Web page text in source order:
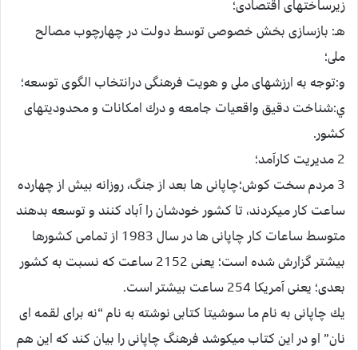
زيرساخت‏هاى اقتصادى؛
هـ: بازسازى بخش خصوصى توسط دولت در چهارچوب مصالح
ملى؛
و:توجه به ارزش‏هاى ملى و هويت فرهنگى درانتخاب الگوى توسعه؛
ي:شناخت دقيق واقعيات جامعه و درك امكانات و محدوديت‏هاى
كشور.
2 مديريت كارآمد؛
3 مردم سخت كوش؛چاپانى ها بعد از جنگ، روزانه بيش از چهارده
ساعت كار ميكردند، تا كشور خودشان را آباد كنند و توسعه بدهند
متوسط ساعات كار چاپانى ها در سال 1983 از تمامى كشورها
بيش‏تر گزارش شده است؛ يعنى 2152 ساعت كه نسبت به كشور
بعدى؛ يعنى آمريكا 254 ساعت بيش‏تر است.
يك چاپانى به نام ما سوشيتا كتابى نوشته به نام “نه براى لقمه اى
نان” او در اين كتاب ميكوشد فرهنگ چاپانى را بيان كند كه اين هم